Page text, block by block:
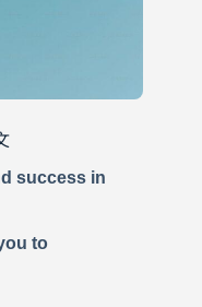
success in
to